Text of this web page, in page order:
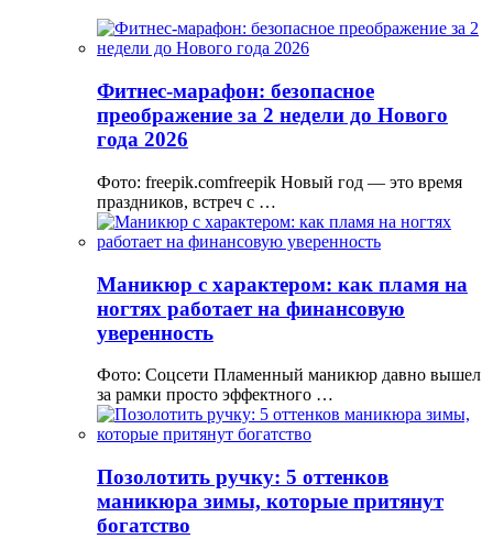
Фитнес-марафон: безопасное
преображение за 2 недели до Нового
года 2026
Фото: freepik.comfreepik Новый год — это время
праздников, встреч с …
Маникюр с характером: как пламя на
ногтях работает на финансовую
уверенность
Фото: Соцсети Пламенный маникюр давно вышел
за рамки просто эффектного …
Позолотить ручку: 5 оттенков
маникюра зимы, которые притянут
богатство